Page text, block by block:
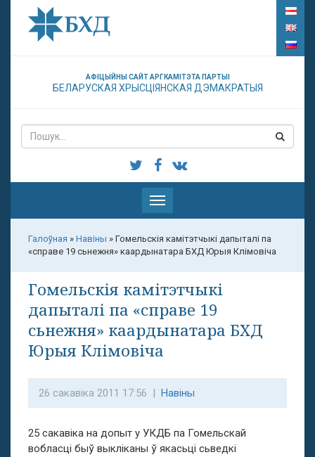
АФІЦЫЙНЫ САЙТ АРГКАМІТЭТА ПАРТЫІ
БЕЛАРУСКАЯ ХРЫСЦІЯНСКАЯ ДЭМАКРАТЫЯ
Паказаць
меню
Галоўная » Навіны » Гомельскія камітэтчыкі дапыталі па
«справе 19 сьнежня» каардынатара БХД Юрыя Клімовіча
Гомельскія камітэтчыкі
дапыталі па «справе 19
сьнежня» каардынатара БХД
Юрыя Клімовіча
26 сакавіка 2011 17:56 | Навіны
25 сакавіка на допыт у УКДБ па Гомельскай
вобласці быў выкліканы ў якасьці сьведкі